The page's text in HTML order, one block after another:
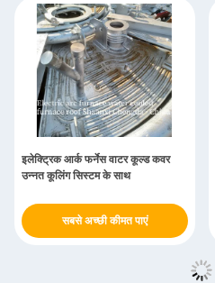
इलेक्ट्रिक आर्क फर्नेस वाटर कूल्ड कवर
उन्नत कूलिंग सिस्टम के साथ
सबसे अच्छी कीमत पाएं